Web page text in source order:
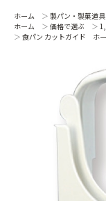
ホーム ＞ 製パン・製菓道具
ホーム
＞ 価格で選ぶ ＞
＞ 食パン カットガイド ホ